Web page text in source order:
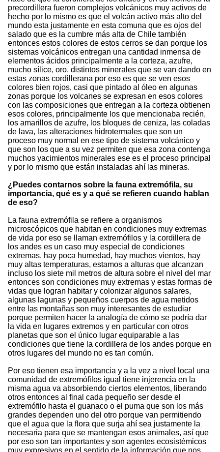
precordillera fueron complejos volcánicos muy activos de
hecho por lo mismo es que el volcán activo más alto del
mundo esta justamente en esta comuna que es ojos del
salado que es la cumbre más alta de Chile también
entonces estos colores de estos cerros se dan porque los
sistemas volcánicos entregan una cantidad inmensa de
elementos ácidos principalmente a la corteza, azufre,
mucho sílice, oro, distintos minerales que se van dando en
estas zonas cordillerana por eso es que se ven esos
colores bien rojos, casi que pintado al óleo en algunas
zonas porque los volcanes se expresan en esos colores
con las composiciones que entregan a la corteza obtienen
esos colores, principalmente los que mencionaba recién,
los amarillos de azufre, los bloques de ceniza, las coladas
de lava, las alteraciones hidrotermales que son un
proceso muy normal en ese tipo de sistema volcánico y
que son los que a su vez permiten que esa zona contenga
muchos yacimientos minerales ese es el proceso principal
y por lo mismo que están instaladas ahí las mineras.
¿Puedes contarnos sobre la fauna extremófila, su
importancia, qué es y a qué se refieren cuando hablan
de eso?
La fauna extremófila se refiere a organismos
microscópicos que habitan en condiciones muy extremas
de vida por eso se llaman extremófilos y la cordillera de
los andes es un caso muy especial de condiciones
extremas, hay poca humedad, hay muchos vientos, hay
muy altas temperaturas, estamos a alturas que alcanzan
incluso los siete mil metros de altura sobre el nivel del mar
entonces son condiciones muy extremas y estas formas de
vidas que logran habitar y colonizar algunos salares,
algunas lagunas y pequeños cuerpos de agua metidos
entre las montañas son muy interesantes de estudiar
porque permiten hacer la analogía de cómo se podría dar
la vida en lugares extremos y en particular con otros
planetas que son el único lugar equiparable a las
condiciones que tiene la cordillera de los andes porque en
otros lugares del mundo no es tan común.
Por eso tienen esa importancia y a la vez a nivel local una
comunidad de extremófilos igual tiene injerencia en la
misma agua va absorbiendo ciertos elementos, liberando
otros entonces al final cada pequeño ser desde el
extremófilo hasta el guanaco o el puma que son los más
grandes dependen uno del otro porque van permitiendo
que el agua que la flora que surja ahí sea justamente la
necesaria para que se mantengan esos animales, así que
por eso son tan importantes y son agentes ecosistémicos